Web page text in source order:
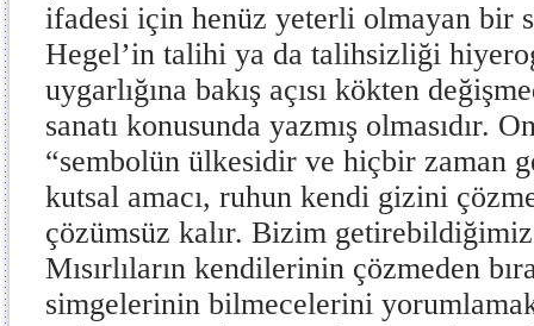
ifadesi için henüz yeterli olmayan bir
Hegel’in talihi ya da talihsizliği
uygarlığına bakış açısı kökten
sanatı konusunda yazmış olmasıdır.
“sembolün ülkesidir ve hiçbir zaman
kutsal amacı, ruhun kendi gizini
çözümsüz kalır. Bizim
Mısırlıların kendilerinin çözmeden
simgelerinin bilmecelerini